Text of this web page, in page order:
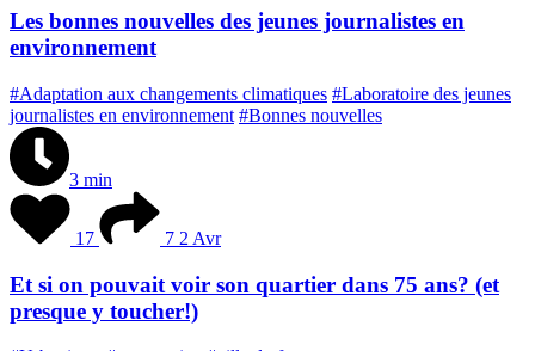
Les bonnes nouvelles des jeunes journalistes en
environnement
#Adaptation aux changements climatiques #Laboratoire des jeunes
journalistes en environnement #Bonnes nouvelles
3 min
17 7 2 Avr
Et si on pouvait voir son quartier dans 75 ans? (et
presque y toucher!)